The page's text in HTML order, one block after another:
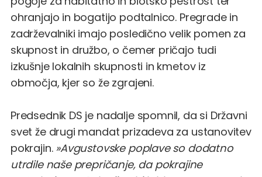
ohranjajo in bogatijo podtalnico. Pregrade in
zadrževalniki imajo posledično velik pomen za
skupnost in družbo, o čemer pričajo tudi
izkušnje lokalnih skupnosti in kmetov iz
območja, kjer so že zgrajeni.
Predsednik DS je nadalje spomnil, da si Državni
svet že drugi mandat prizadeva za ustanovitev
pokrajin. »Avgustovske poplave so dodatno
utrdile naše prepričanje, da pokrajine